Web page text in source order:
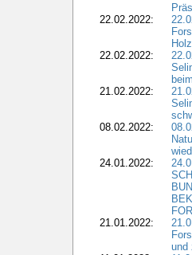
22.02.2022:
22.02.2022:
21.02.2022:
08.02.2022:
24.01.2022:
21.01.2022:
und